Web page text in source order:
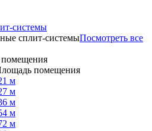
системы
сплит-системыПосмотреть все
помещения
м
м
м
м
м